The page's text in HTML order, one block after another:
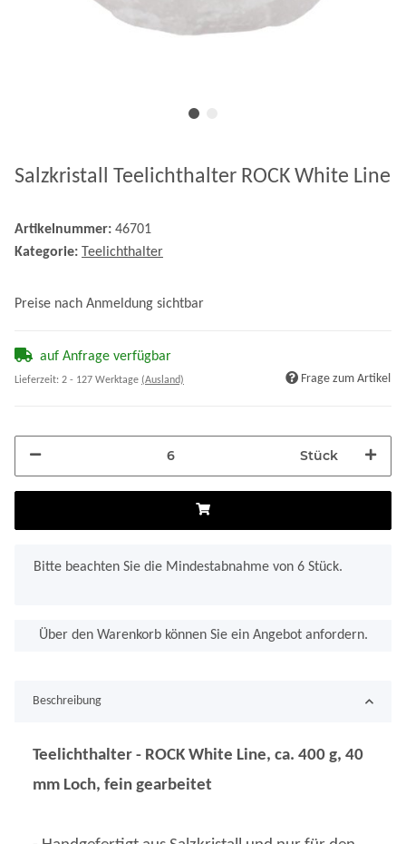
Salzkristall Teelichthalter ROCK White Line
Artikelnummer: 46701
Kategorie:
Teelichthalter
Preise nach Anmeldung sichtbar
auf Anfrage verfügbar
Lieferzeit: 2 - 127 Werktage (Ausland) Frage zum Artikel
Stück
xBitte beachten Sie die Mindestabnahme von 6 Stück.
Über den Warenkorb können Sie ein Angebot anfordern.
Beschreibung
Teelichthalter - ROCK White Line, ca. 400 g, 40
mm Loch, fein gearbeitet